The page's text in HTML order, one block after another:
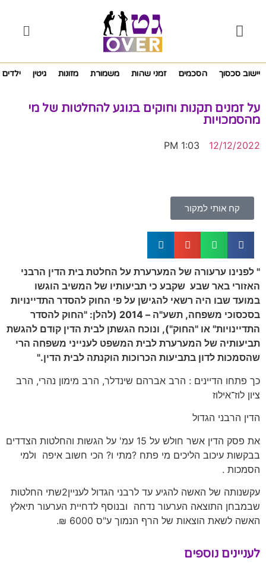
יישוב סכסוך הסכמים זמני שהות משמורת מזונות גיטין ילדים
על זמנים תקנות וחוקים בנוגע להחלטות של מי
מהסמכויות
12/12/2022
1:03 PM
קח אותי למקור
" לפנינו ערעורה של המערערת על החלטת בית הדין הרבני
האזורי באר שבע שקבע כי תביעותיו של המשיב הוגשו
במועד שבו היה רשאי להגישן על פי החוק להסדר התדיינויות
בסכסוכי משפחה, תשע"ה – 2014 (להלן: "החוק להסדר
התדיינויות" או "החוק"), ונוכח הגשתן לבית הדין קודם להגשת
תביעותיה של המערערת לבית המשפט לענייני משפחה הרי
שהסמכות לדון בתביעות הכרוכות הוקנתה לבית הדין."
כך פתחו הדיינים : הרב אברהם שינדלר, הרב מימון נהרי, הרב
ציון לוז־אילוז
הדין הרבני הגדול
את פסק הדין אשר חולש על 15 עמ' על הגשות והחלטות הצדדים
בבקשות עיכוב הליכים מי פתח ?מתי ו? הכי חשוב איפה ולמי
הסמכות .
עקשנותה של האשה להגיע עד לרבני הגדול לעניין2שתי החלטות
שבמבחן התוצאה הערעור נדחה ובנוסף לדחיית הערעור תיאלץ
האשה לשאת הוצאות של הרף הנמוך ע"ס 6000 ₪.
לעניינים נוספים